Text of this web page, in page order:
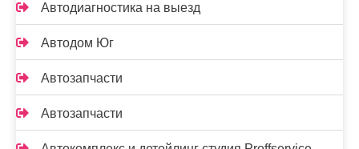
Автодиагностика на выезд
Автодом Юг
Автозапчасти
Автозапчасти